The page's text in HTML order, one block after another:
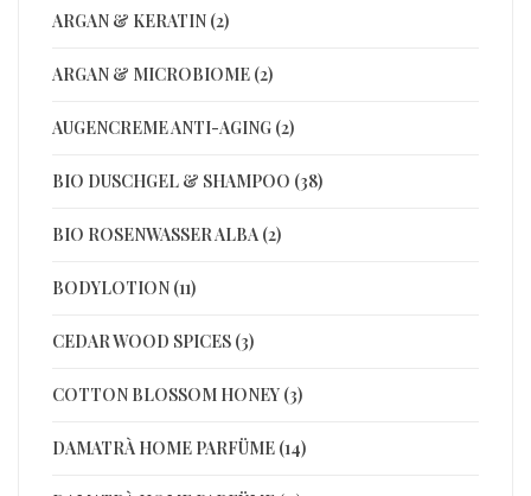
ARGAN & KERATIN (2)
ARGAN & MICROBIOME (2)
AUGENCREME ANTI-AGING (2)
BIO DUSCHGEL & SHAMPOO (38)
BIO ROSENWASSER ALBA (2)
BODYLOTION (11)
CEDAR WOOD SPICES (3)
COTTON BLOSSOM HONEY (3)
DAMATRÀ HOME PARFÜME (14)